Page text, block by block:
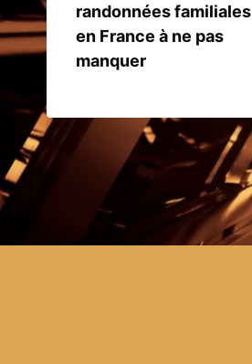
randonnées familiales
en France à ne pas
manquer